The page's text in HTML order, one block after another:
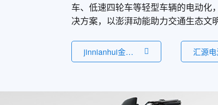
车、低速四轮车等轻型车辆的电动化
决方案，以澎湃动能助力交通生态文